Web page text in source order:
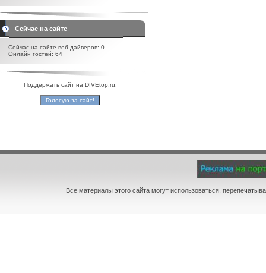
Сейчас на сайте
Сейчас на сайте веб-дайверов: 0
Онлайн гостей: 64
Поддержать сайт на DIVEtop.ru:
Все материалы этого сайта могут использоваться,